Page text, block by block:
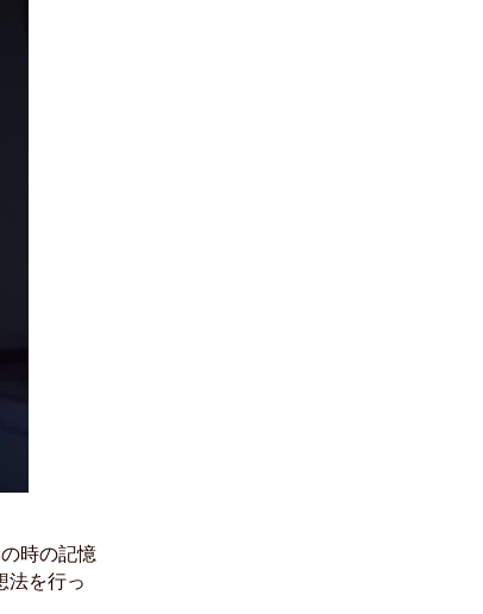
時の記憶
法を行っ